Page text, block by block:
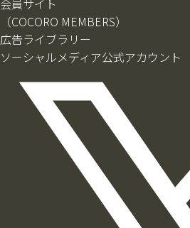
（COCORO MEMBERS）
広告ライブラリー
ソーシャルメディア公式アカウント